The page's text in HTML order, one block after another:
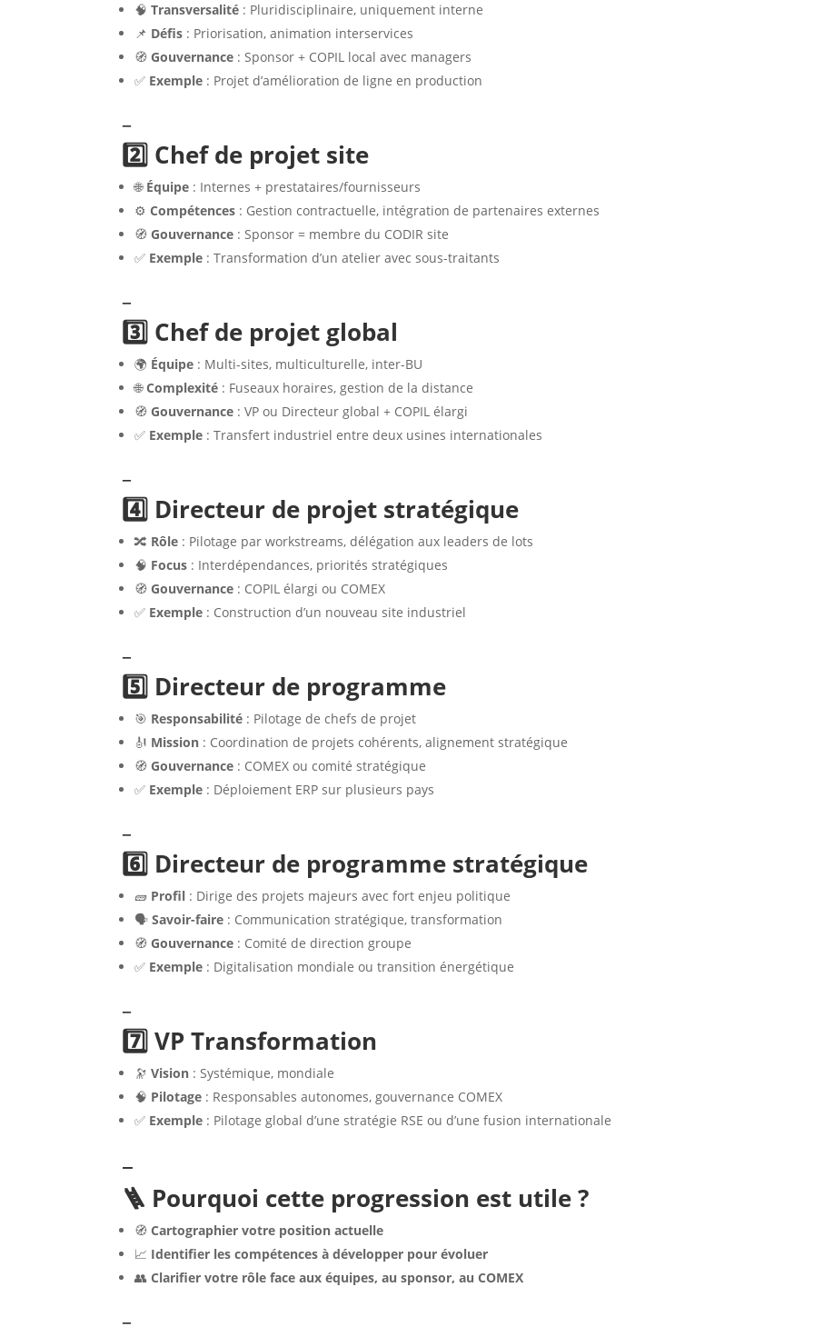
🧠Transversalité : Pluridisciplinaire, uniquement interne
📌 Défis : Priorisation, animation interservices
🧭Gouvernance : Sponsor + COPIL local avec managers
✅ Exemple : Projet d’amélioration de ligne en production
–
2️⃣ Chef de projet site
🌐 Équipe : Internes + prestataires/fournisseurs
⚙️Compétences : Gestion contractuelle, intégration de partenaires externes
🧭Gouvernance : Sponsor = membre du CODIR site
✅ Exemple : Transformation d’un atelier avec sous-traitants
–
3️⃣ Chef de projet global
🌍 Équipe : Multi-sites, multiculturelle, inter-BU
🌐Complexité : Fuseaux horaires, gestion de la distance
🧭Gouvernance : VP ou Directeur global + COPIL élargi
✅ Exemple : Transfert industriel entre deux usines internationales
–
4️⃣ Directeur de projet stratégique
🔀 Rôle : Pilotage par workstreams, délégation aux leaders de lots
🧠 Focus : Interdépendances, priorités stratégiques
🧭Gouvernance : COPIL élargi ou COMEX
✅ Exemple : Construction d’un nouveau site industriel
–
5️⃣ Directeur de programme
🎯 Responsabilité : Pilotage de chefs de projet
🎻 Mission : Coordination de projets cohérents, alignement stratégique
🧭Gouvernance : COMEX ou comité stratégique
✅ Exemple : Déploiement ERP sur plusieurs pays
–
6️⃣ Directeur de programme stratégique
🧱 Profil : Dirige des projets majeurs avec fort enjeu politique
🗣️Savoir-faire : Communication stratégique, transformation
🧭Gouvernance : Comité de direction groupe
✅ Exemple : Digitalisation mondiale ou transition énergétique
–
7️⃣ VP Transformation
🔭Vision : Systémique, mondiale
🧠 Pilotage : Responsables autonomes, gouvernance COMEX
✅ Exemple : Pilotage global d’une stratégie RSE ou d’une fusion internationale
–
🪜 Pourquoi cette progression est utile ?
🧭Cartographier votre position actuelle
📈 Identifier les compétences à développer pour évoluer
👥Clarifier votre rôle face aux équipes, au sponsor, au COMEX
–